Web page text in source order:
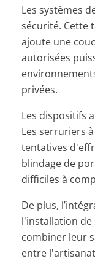
Les systèmes
sécurité. Cette
ajoute une
autorisées
privées.
Les dispositifs
Les serruriers
tentatives
blindage de
difficiles à
De plus,
l'installation de
combiner leur
entre